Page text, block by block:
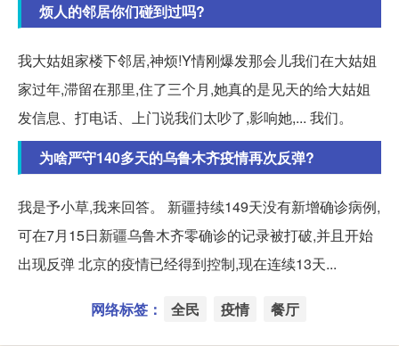
烦人的邻居你们碰到过吗?
我大姑姐家楼下邻居,神烦!Y情刚爆发那会儿我们在大姑姐
家过年,滞留在那里,住了三个月,她真的是见天的给大姑姐
发信息、打电话、上门说我们太吵了,影响她,... 我们。
为啥严守140多天的乌鲁木齐疫情再次反弹?
我是予小草,我来回答。 新疆持续149天没有新增确诊病例,
可在7月15日新疆乌鲁木齐零确诊的记录被打破,并且开始
出现反弹 北京的疫情已经得到控制,现在连续13天...
网络标签： 全民 疫情 餐厅